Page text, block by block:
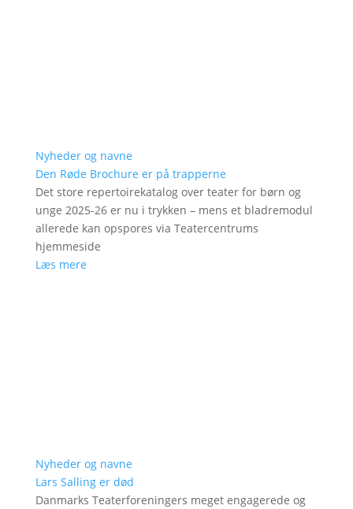
Nyheder og navne
Den Røde Brochure er på trapperne
Det store repertoirekatalog over teater for børn og
unge 2025-26 er nu i trykken – mens et bladremodul
allerede kan opspores via Teatercentrums
hjemmeside
Læs mere
Nyheder og navne
Lars Salling er død
Danmarks Teaterforeningers meget engagerede og